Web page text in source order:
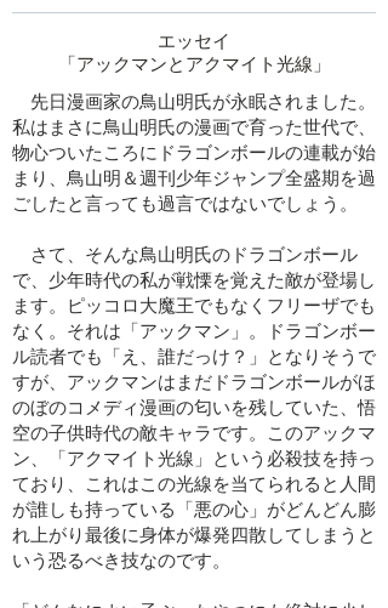
​エッセイ
​「アックマンとアクマイト光線」
先日漫画家の鳥山明氏が永眠されました。
私はまさに鳥山明氏の漫画で育った世代で、
物心ついたころにドラゴンボールの連載が始
まり、鳥山明＆週刊少年ジャンプ全盛期を過
ごしたと言っても過言ではないでしょう。
さて、そんな鳥山明氏のドラゴンボール
で、少年時代の私が戦慄を覚えた敵が登場し
ます。ピッコロ大魔王でもなくフリーザでも
なく。それは「アックマン」。ドラゴンボー
ル読者でも「え、誰だっけ？」となりそうで
すが、アックマンはまだドラゴンボールがほ
のぼのコメディ漫画の匂いを残していた、悟
空の子供時代の敵キャラです。このアックマ
ン、「アクマイト光線」という必殺技を持っ
ており、これはこの光線を当てられると人間
が誰しも持っている「悪の心」がどんどん膨
れ上がり最後に身体が爆発四散してしまうと
いう恐るべき技なのです。